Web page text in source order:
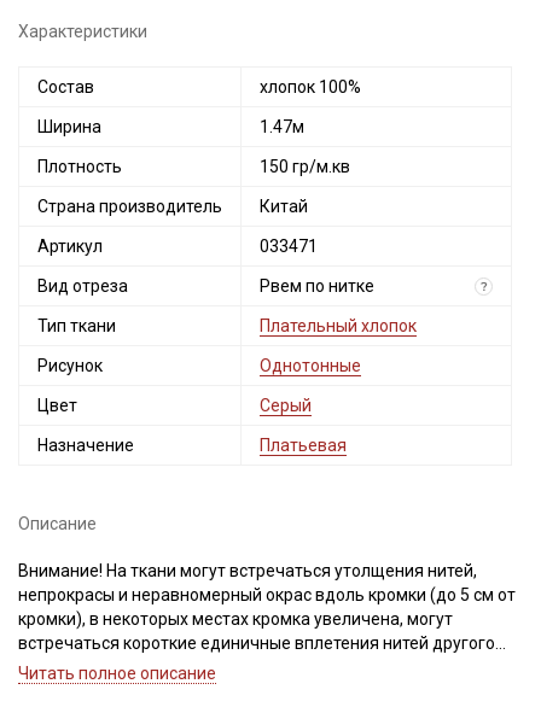
Характеристики
Состав хлопок 100%
Ширина 1.47м
Плотность 150 гр/м.кв
Страна производитель Китай
Артикул 033471
Вид отреза Рвем по нитке ?
Тип ткани Плательный хлопок
Рисунок Однотонные
Цвет Серый
Назначение Платьевая
Описание
Внимание! На ткани могут встречаться утолщения нитей,
непрокрасы и неравномерный окрас вдоль кромки (до 5 см от
кромки), в некоторых местах кромка увеличена, могут
встречаться короткие единичные вплетения нитей другого
цвета. На отдельных рулонах ткань может быть мятая
Читать полное описание